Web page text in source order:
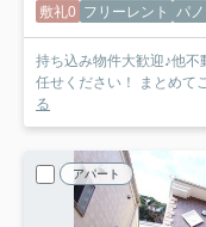
敷礼0 フリーレント パ
持ち込み物件大歓迎♪他
任せください！ まとめて
る
アパート